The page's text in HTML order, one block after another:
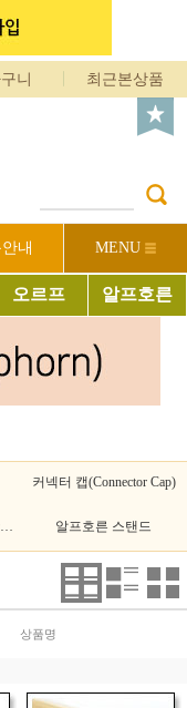
니 최근본상품
내 MENU
오르프 알프호른
커넥터 캡(Connector Cap)
커넥터그리스(Connector Grease) 알프호른 스탠드
상품명